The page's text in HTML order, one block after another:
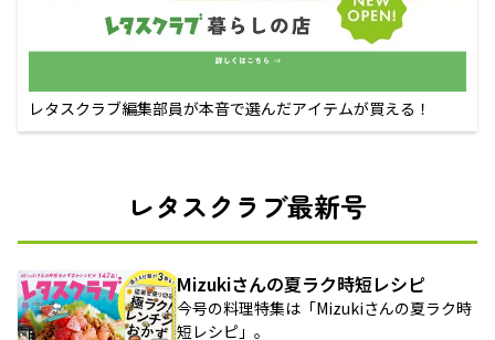
レタスクラブ編集部員が本音で選んだアイテムが買える！
レタスクラブ最新号
Mizukiさんの夏ラク時短レシピ
今号の料理特集は「Mizukiさんの夏ラク時
短レシピ」。